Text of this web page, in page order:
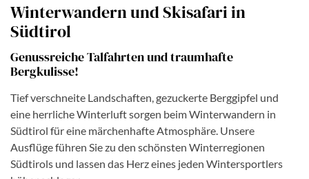
Winterwandern und Skisafari in
Südtirol
Genussreiche Talfahrten und traumhafte
Bergkulisse!
Tief verschneite Landschaften, gezuckerte Berggipfel und
eine herrliche Winterluft sorgen beim Winterwandern in
Südtirol für eine märchenhafte Atmosphäre. Unsere
Ausflüge führen Sie zu den schönsten Winterregionen
Südtirols und lassen das Herz eines jeden Wintersportlers